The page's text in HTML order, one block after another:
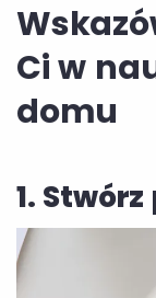
Ci w
domu
1. Stwórz